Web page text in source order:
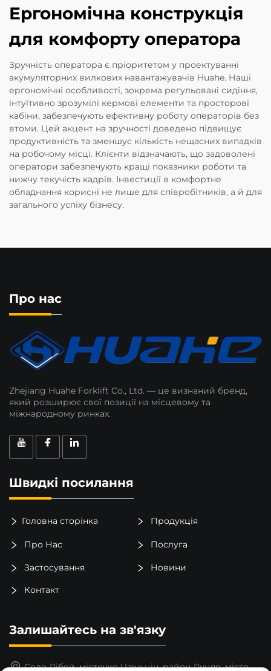
Ергономічна конструкція
для комфорту оператора
Зручність оператора є пріоритетом у проектуванні
акумуляторних вилкових навантажувачів Huahe. Наші
ергономічні особливості, зокрема регульовані сидіння,
інтуїтивно зрозумілі кермові елементи та просторові
кабіни, забезпечують ефективну роботу операторів без
втоми. Цей акцент на зручності доведено підвищує
продуктивність та зменшує кількість нещасних випадків
на робочому місці. Клієнти відзначають, що задоволені
оператори забезпечують кращі показники роботи та
нижчу текучість кадрів. Інвестиції в комфортне
обладнання корисні не лише для співробітників, а й для
загального успіху бізнесу.
Про нас
Zhejiang Huahe Forklift Co., Ltd. — це визнаний бренд,
який розширює свої позиції на місцевому та
міжнародному ринках.
Швидкі посилання
Головна сторінка Продукція
Про Нас Послуга
Застосування Новини
Контакт
Залишайтесь на зв'язку
Село Лібей, містечко Цзіньцін, район Луцяо, місто